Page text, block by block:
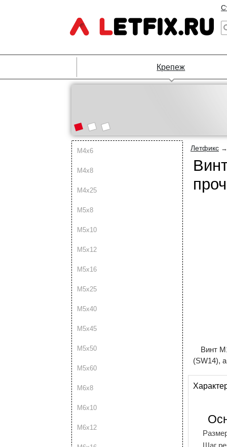
Крепеж
М4х6
М4х8
М4х25
М5х8
М5х10
М5х12
М5х16
М5х25
М5х40
М5х45
М5х50
М5х60
М6х8
М6х10
М6х12
Летфикс
Винт
(SW14),
Шаг